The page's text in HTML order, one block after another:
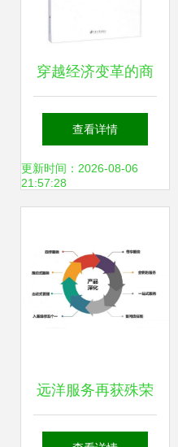
穿越经济变革的商
业管理之钥 十本人
文经济学与管理学
查看详情
更新时间：2026-08-06
21:57:28
远洋服务再获殊荣
2021物业服务力百